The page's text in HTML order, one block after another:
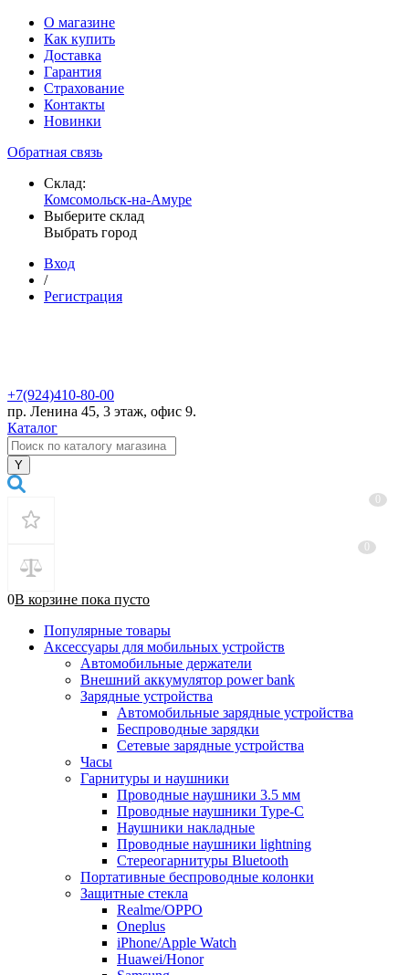
О магазине
Как купить
Доставка
Гарантия
Страхование
Контакты
Новинки
Обратная связь
Склад:
Комсомольск-на-Амуре
Выберите склад
Выбрать город
Вход
/
Регистрация
+7(924)410-80-00
пр. Ленина 45, 3 этаж, офис 9.
Каталог
0В корзине пока пусто
Популярные товары
Аксессуары для мобильных устройств
Автомобильные держатели
Внешний аккумулятор power bank
Зарядные устройства
Автомобильные зарядные устройства
Беспроводные зарядки
Сетевые зарядные устройства
Часы
Гарнитуры и наушники
Проводные наушники 3.5 мм
Проводные наушники Type-C
Наушники накладные
Проводные наушники lightning
Стереогарнитуры Bluetooth
Портативные беспроводные колонки
Защитные стекла
Realme/OPPO
Oneplus
iPhone/Apple Watch
Huawei/Honor